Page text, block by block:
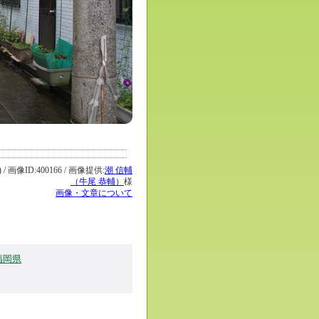
画像ID:400166 / 画像提供:潮 信輔
（牛尾 恭輔） 様
画像・文章について
岡県